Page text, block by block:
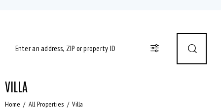
VILLA
Home All Properties Villa